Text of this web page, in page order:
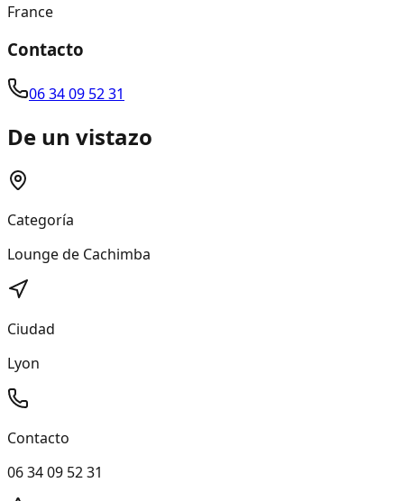
France
Contacto
06 34 09 52 31
De un vistazo
Categoría
Lounge de Cachimba
Ciudad
Lyon
Contacto
06 34 09 52 31